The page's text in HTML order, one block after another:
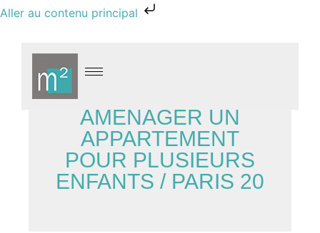
Aller au contenu principal
AMÉNAGER UN
APPARTEMENT
POUR PLUSIEURS
ENFANTS / PARIS 20